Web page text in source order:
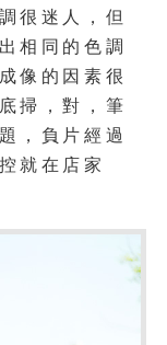
很迷人，但
相同的色調
像的因素很
掃，對，筆
，負片經過
就在店家